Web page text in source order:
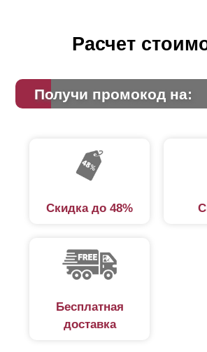
Расчет
Получи промокод на:
Скидка до 48%
Бесплатная
доставка